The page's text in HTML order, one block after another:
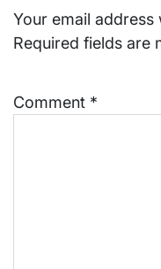
Your email address
Required fields are
Comment *